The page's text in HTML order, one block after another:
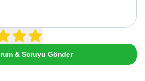
& Soruyu Gönder